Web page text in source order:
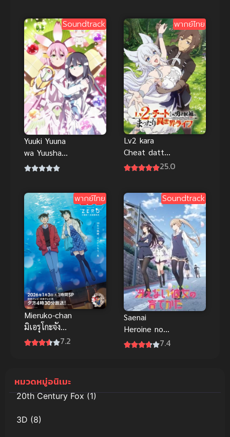
Soundtrack
Yuuki Yuuna
wa Yuusha
de Aru 3
กล้า ภาค 3
พากย์ไทย
Lv2 kara
Cheat datta
Motoyuusha25.0
พากย์ไทย
Mieruko-chan
มิเอรุโกะจัง
ใครว่าหนูเห็น
7.2
Soundtrack
Saenai
Heroine no
Sodatekata7.4
หมวดหมู่อนิเมะ
20th Century Fox(1)
3D (8)